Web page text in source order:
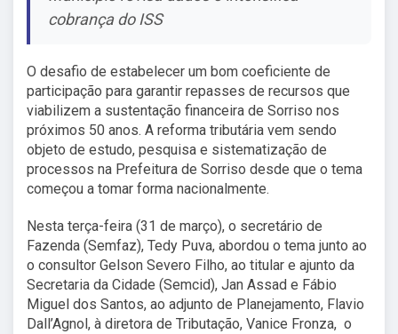
cobrança do ISS
O desafio de estabelecer um bom coeficiente de
participação para garantir repasses de recursos que
viabilizem a sustentação financeira de Sorriso nos
próximos 50 anos. A reforma tributária vem sendo
objeto de estudo, pesquisa e sistematização de
processos na Prefeitura de Sorriso desde que o tema
começou a tomar forma nacionalmente.
Nesta terça-feira (31 de março), o secretário de
Fazenda (Semfaz), Tedy Puva, abordou o tema junto ao
o consultor Gelson Severo Filho, ao titular e ajunto da
Secretaria da Cidade (Semcid), Jan Assad e Fábio
Miguel dos Santos, ao adjunto de Planejamento, Flavio
Dall’Agnol, à diretora de Tributação, Vanice Fronza, o